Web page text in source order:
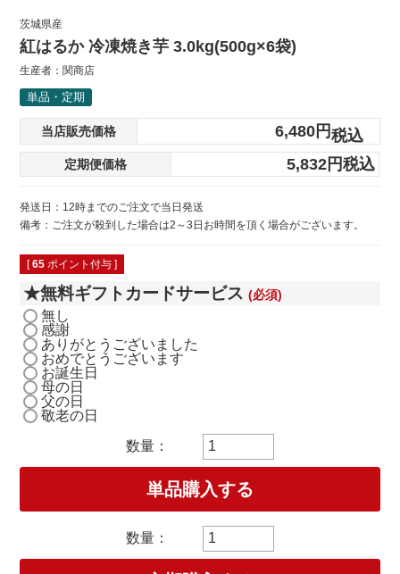
茨城県産
紅はるか 冷凍焼き芋 3.0kg(500g×6袋)
生産者： 関商店
単品・定期
当店販売価格 6,480 税込
定期便価格 5,832 税込
発送日：12時までのご注文で当日発送
備考：ご注文が殺到した場合は2～3日お時間を頂く場合がございます。
[ 65 ポイント付与 ]
★無料ギフトカードサービス(必須)
無し
感謝
ありがとうございました
おめでとうございます
お誕生日
母の日
父の日
敬老の日
単品購入する